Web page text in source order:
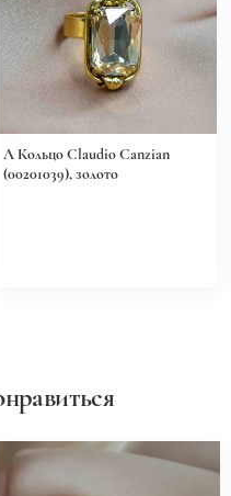
Л Кольцо Claudio Canzian
(00201039), золото